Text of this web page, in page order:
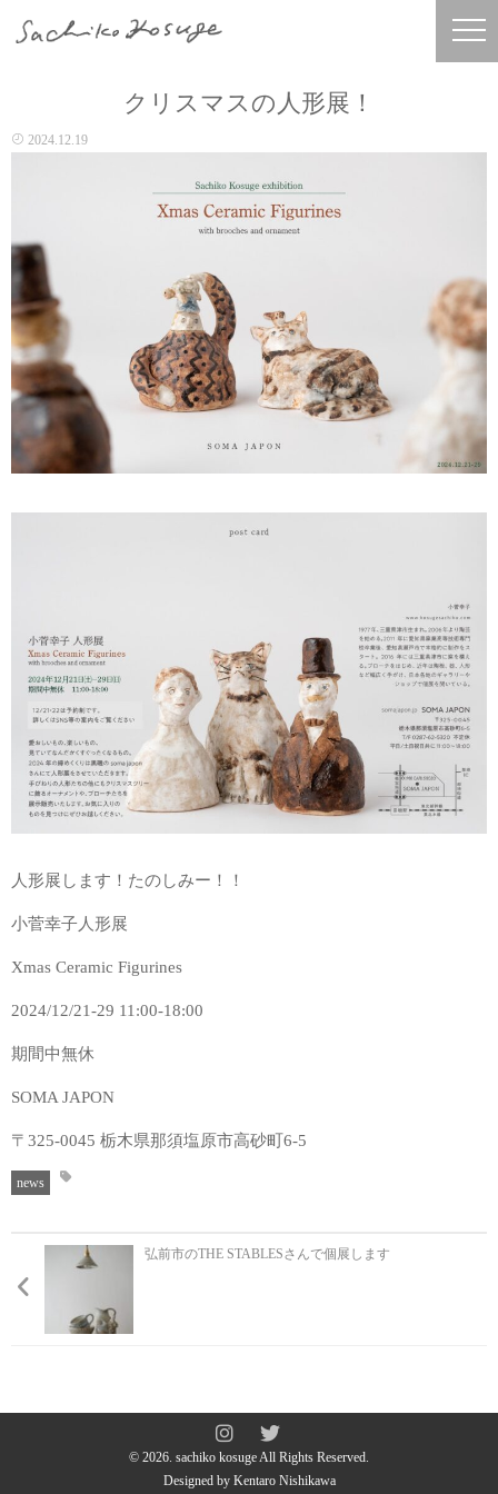
クリスマスの人形展！
2024.12.19
人形展します！たのしみー！！
小菅幸子人形展
Xmas Ceramic Figurines
2024/12/21-29 11:00-18:00
期間中無休
SOMA JAPON
〒325-0045 栃木県那須塩原市高砂町6-5
news
弘前市のTHE STABLESさんで個展します
© 2026. sachiko kosuge All Rights Reserved.
Designed by Kentaro Nishikawa